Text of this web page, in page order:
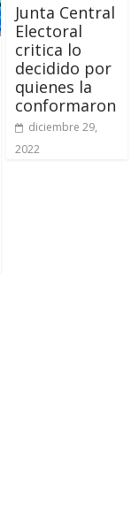
Junta Central
Electoral
critica lo
decidido por
quienes la
conformaron
diciembre 29,
2022